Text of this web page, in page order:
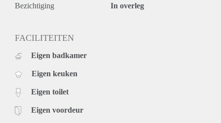
Bezichtiging In overleg
FACILITEITEN
Eigen badkamer
Eigen keuken
Eigen toilet
Eigen voordeur